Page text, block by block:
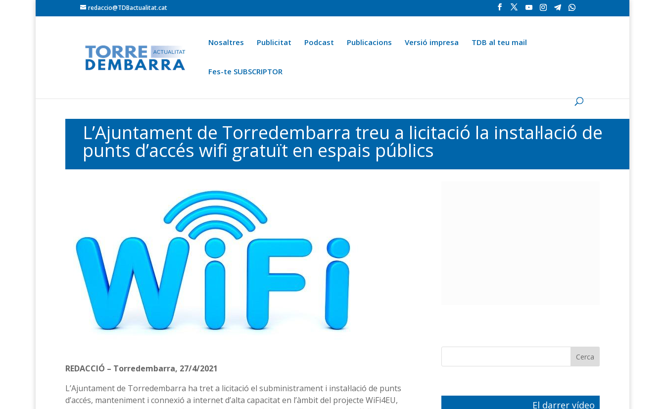
redaccio@TDBactualitat.cat
Nosaltres Publicitat Podcast Publicacions Versió impresa TDB al teu mail
Fes-te SUBSCRIPTOR
Crònica Ara fa 25 anys
L’Ajuntament de Torredembarra treu a licitació la instal·lació de
punts d’accés wifi gratuït en espais públics
REDACCIÓ – Torredembarra, 27/4/2021
L’Ajuntament de Torredembarra ha tret a licitació el subministrament i instal·lació de punts
d’accés, manteniment i connexió a internet d’alta capacitat en l’àmbit del projecte WiFi4EU,
El darrer vídeo